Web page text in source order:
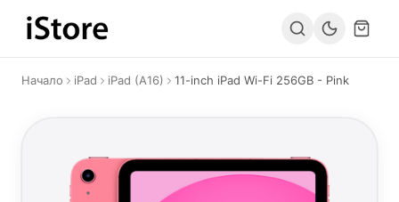
Към съдържанието
Начало iPad iPad (A16) 11-inch iPad Wi-Fi 256GB - Pink